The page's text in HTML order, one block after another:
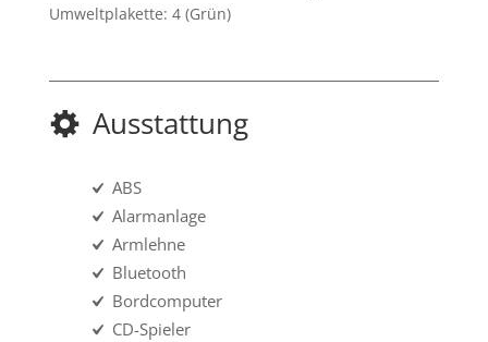
Umweltplakette: 4 (Grün)
Ausstattung
ABS
Alarmanlage
Armlehne
Bluetooth
Bordcomputer
CD-Spieler